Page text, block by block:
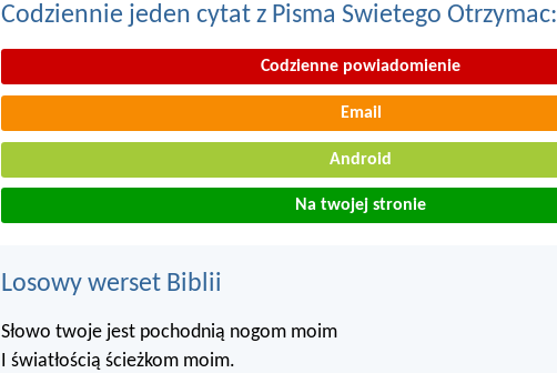
Codziennie jeden cytat z Pisma Swietego Otrzymac:
Codzienne powiadomienie
Email
Android
Na twojej stronie
Losowy werset Biblii
Słowo twoje jest pochodnią nogom moim
I światłością ścieżkom moim.